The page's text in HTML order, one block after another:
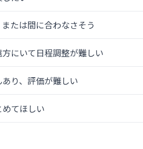
たは間に合わなさそう
にいて日程調整が難しい
り、評価が難しい
てほしい